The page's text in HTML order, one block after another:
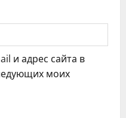
и адрес сайта в
моих